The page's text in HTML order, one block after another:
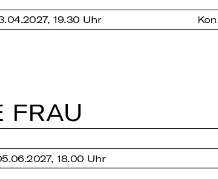
19.30 Uhr
FRAU
18.00 Uhr